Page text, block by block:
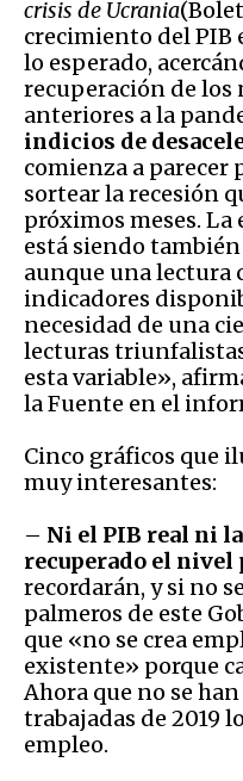
crisis de Ucrania
crecimiento del PIB
lo esperado,
recuperación de los
anteriores a la
indicios de
comienza a parecer
sortear la recesión
próximos meses.
está siendo
aunque una lectura
indicadores
necesidad de una
lecturas
esta variable»,
la Fuente en el
Cinco gráficos que
muy interesantes:
– Ni el PIB real ni
recuperado el nivel
recordarán, y si no
palmeros de este
que «no se crea
existente» porque
Ahora que no se
trabajadas de 2019
empleo.